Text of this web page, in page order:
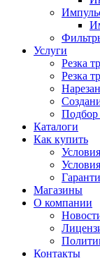
Услуги
Резка
Резка
Подбор
Каталоги
Как купить
Магазины
О компании
Контакты